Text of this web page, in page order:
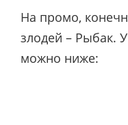
На промо,
злодей – Рыбак.
можно ниже: